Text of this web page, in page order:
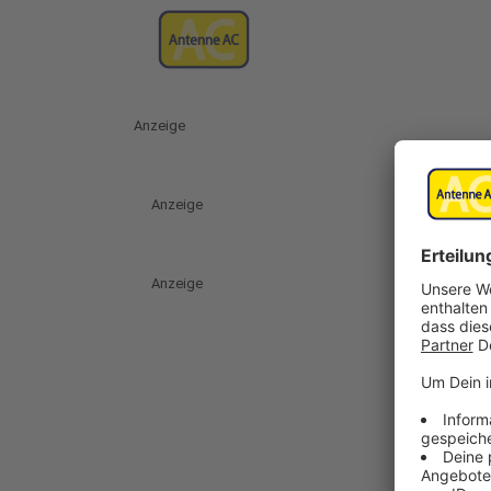
Anzeige
Anzeige
Anzeige